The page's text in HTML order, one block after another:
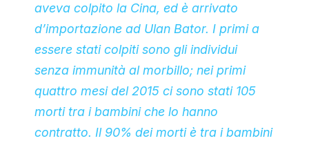
aveva colpito la Cina, ed è arrivato
d’importazione ad Ulan Bator. I primi a
essere stati colpiti sono gli individui
senza immunità al morbillo; nei primi
quattro mesi del 2015 ci sono stati 105
morti tra i bambini che lo hanno
contratto. Il 90% dei morti è tra i bambini